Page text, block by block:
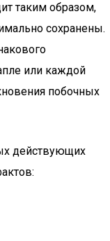
таким образом,
сохранены.
или каждой
побочных
действующих